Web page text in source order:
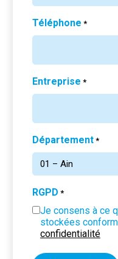
Téléphone *
Entreprise *
Département *
RGPD *
Je consens à ce
stockées
confidentialité